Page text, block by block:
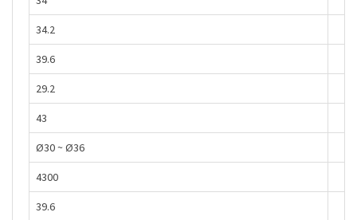
34.2
39.6
29.2
43
Ø30 ~ Ø36
4300
39.6